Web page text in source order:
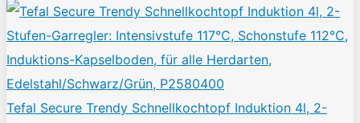
Tefal Secure Trendy Schnellkochtopf Induktion 4l, 2-